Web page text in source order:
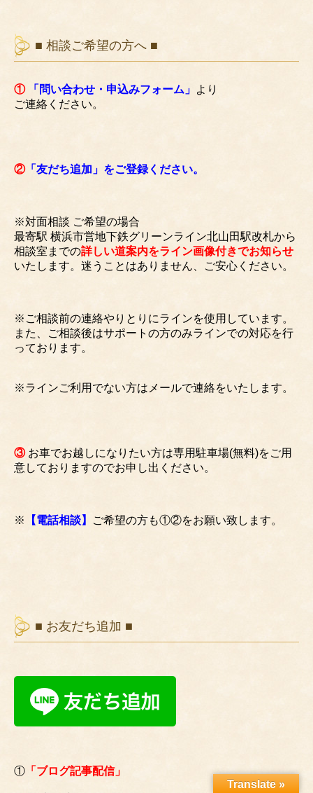
■ 相談ご希望の方へ ■
① 「問い合わせ・申込みフォーム」 より
ご連絡ください。
②「友だち追加」をご登録ください。
※対面相談 ご希望の場合
最寄駅 横浜市営地下鉄グリーンライン北山田駅改札から
相談室までの詳しい道案内をライン画像付きでお知らせ
いたします。迷うことはありません、ご安心ください。
※ご相談前の連絡やりとりにラインを使用しています。
また、ご相談後はサポートの方のみラインでの対応を行
っております。
※ラインご利用でない方はメールで連絡をいたします。
③お車でお越しになりたい方は専用駐車場(無料)をご用
意しておりますのでお申し出ください。
※ 【電話相談】 ご希望の方も①②をお願い致します。
■ お友だち追加 ■
① 「ブログ記事配信」
Translate »